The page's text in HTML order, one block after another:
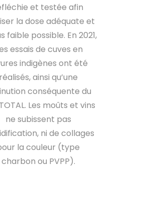
et testée afin
la dose adéquate et
faible possible. En 2021,
essais de cuves en
indigènes ont été
réalisés, ainsi qu’une
conséquente du
Les moûts et vins
ne subissent pas
ni de collages
la couleur (type
charbon ou PVPP).